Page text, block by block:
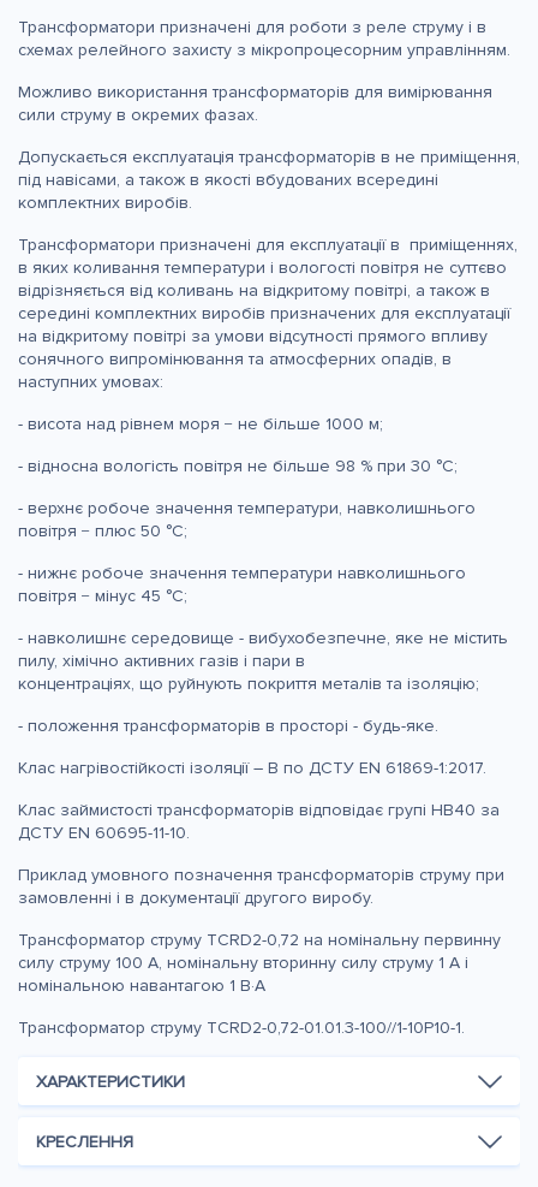
Трансформатори призначені для роботи з реле струму і в
схемах релейного захисту з мікропроцесорним управлінням.
Можливо використання трансформаторів для вимірювання
сили струму в окремих фазах.
Допускається експлуатація трансформаторів в не приміщення,
під навісами, а також в якості вбудованих всередині
комплектних виробів.
Трансформатори призначені для експлуатації в приміщеннях,
в яких коливання температури і вологості повітря не суттєво
відрізняється від коливань на відкритому повітрі, а також в
середині комплектних виробів призначених для експлуатації
на відкритому повітрі за умови відсутності прямого впливу
сонячного випромінювання та атмосферних опадів, в
наступних умовах:
- висота над рівнем моря − не більше 1000 м;
- відносна вологість повітря не більше 98 % при 30 °С;
- верхнє робоче значення температури, навколишнього
повітря − плюс 50 °С;
- нижнє робоче значення температури навколишнього
повітря − мінус 45 °С;
- навколишнє середовище - вибухобезпечне, яке не містить
пилу, хімічно активних газів і пари в
концентраціях, що руйнують покриття металів та ізоляцію;
- положення трансформаторів в просторі - будь-яке.
Клас нагрівостійкості ізоляції – В по ДСТУ EN 61869-1:2017.
Клас займистості трансформаторів відповідає групі НВ40 за
ДСТУ EN 60695-11-10.
Приклад умовного позначення трансформаторів струму при
замовленні і в документації другого виробу.
Трансформатор струму TCRD2-0,72 на номінальну первинну
силу струму 100 А, номінальну вторинну силу струму 1 А і
номінальною навантагою 1 В·А
Трансформатор струму TCRD2-0,72-01.01.3-100//1-10P10-1.
ХАРАКТЕРИСТИКИ
КРЕСЛЕННЯ